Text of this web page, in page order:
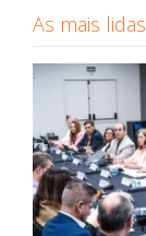
As mais lidas